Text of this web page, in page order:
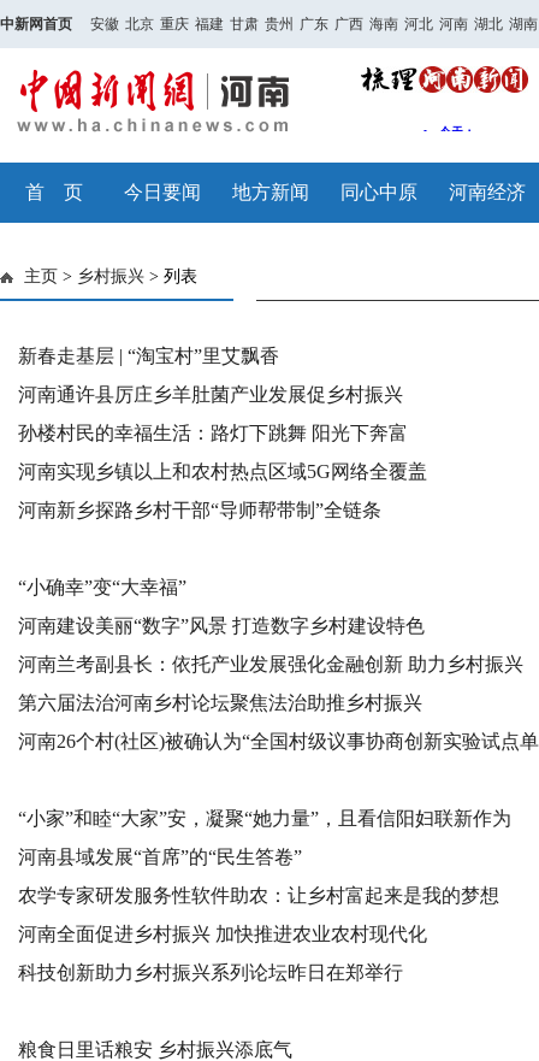
中新网首页 安徽 北京 重庆 福建 甘肃 贵州 广东 广西 海南 河北 河南 湖北 湖南
首 页 今日要闻 地方新闻 同心中原 河南经济
主页 > 乡村振兴 > 列表
新春走基层 | “淘宝村”里艾飘香
河南通许县厉庄乡羊肚菌产业发展促乡村振兴
孙楼村民的幸福生活：路灯下跳舞 阳光下奔富
河南实现乡镇以上和农村热点区域5G网络全覆盖
河南新乡探路乡村干部“导师帮带制”全链条
“小确幸”变“大幸福”
河南建设美丽“数字”风景 打造数字乡村建设特色
河南兰考副县长：依托产业发展强化金融创新 助力乡村振兴
第六届法治河南乡村论坛聚焦法治助推乡村振兴
河南26个村(社区)被确认为“全国村级议事协商创新实验试点
“小家”和睦“大家”安，凝聚“她力量”，且看信阳妇联新作为
河南县域发展“首席”的“民生答卷”
农学专家研发服务性软件助农：让乡村富起来是我的梦想
河南全面促进乡村振兴 加快推进农业农村现代化
科技创新助力乡村振兴系列论坛昨日在郑举行
粮食日里话粮安 乡村振兴添底气